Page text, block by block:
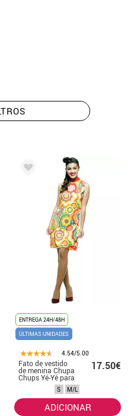
ENTREGA 24H/48H
ÚLTIMAS UNIDADES
4.54/5.00
Fato de vestido
de menina Chupa
Chups Yé-Yé para
mulher
17.50€
S M/L
ADICIONAR